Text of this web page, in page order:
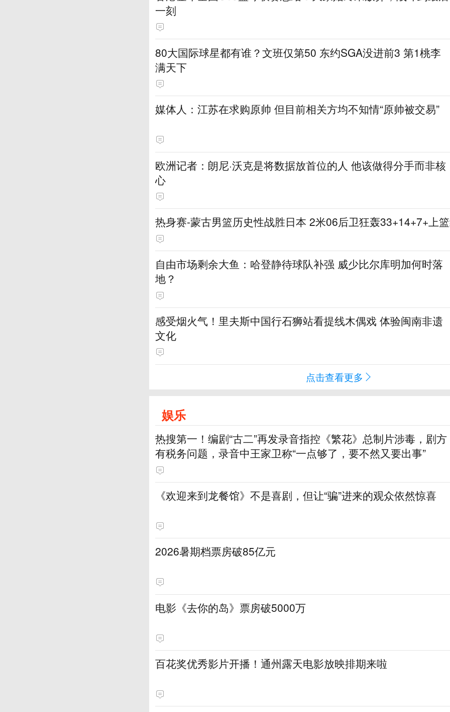
一刻
80大国际球星都有谁？文班仅第50 东约SGA没进前3 第1桃李
满天下
媒体人：江苏在求购原帅 但目前相关方均不知情“原帅被交易”
欧洲记者：朗尼·沃克是将数据放首位的人 他该做得分手而非核
心
热身赛-蒙古男篮历史性战胜日本 2米06后卫狂轰33+14+7+上
自由市场剩余大鱼：哈登静待球队补强 威少比尔库明加何时落
地？
感受烟火气！里夫斯中国行石狮站看提线木偶戏 体验闽南非遗
文化
点击查看更多
娱乐
热搜第一！编剧“古二”再发录音指控《繁花》总制片涉毒，剧方
有税务问题，录音中王家卫称“一点够了，要不然又要出事”
《欢迎来到龙餐馆》不是喜剧，但让“骗”进来的观众依然惊喜
2026暑期档票房破85亿元
电影《去你的岛》票房破5000万
百花奖优秀影片开播！通州露天电影放映排期来啦